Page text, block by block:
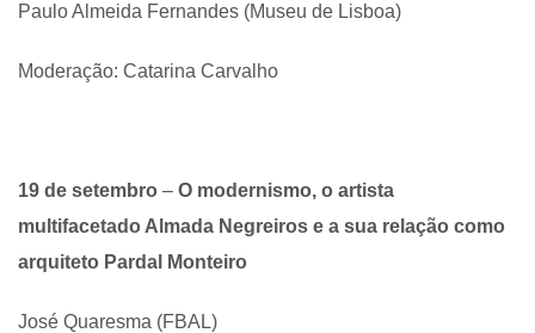
Paulo Almeida Fernandes (Museu de Lisboa)
Moderação: Catarina Carvalho
19 de setembro – O modernismo, o artista
multifacetado Almada Negreiros e a sua relação como
arquiteto Pardal Monteiro
José Quaresma (FBAL)